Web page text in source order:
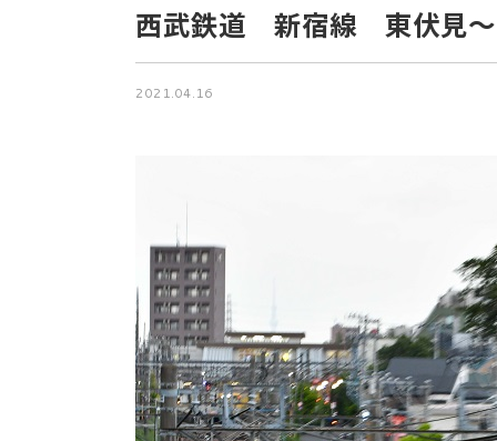
西武鉄道 新宿線 東伏見～
2021.04.16